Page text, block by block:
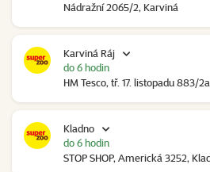
Nádražní 2065/2, Karviná
Karviná Ráj
HM Tesco, tř. 17. listopadu 883/
do 6 hodin
Kladno
STOP SHOP, Americká 3252,
do 6 hodin